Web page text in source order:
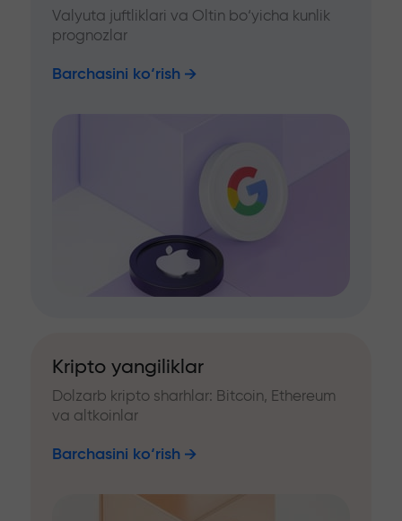
Valyuta juftliklari va Oltin bo‘yicha kunlik
prognozlar
Barchasini ko‘rish
Kripto yangiliklar
Dolzarb kripto sharhlar: Bitcoin, Ethereum
va altkoinlar
Barchasini ko‘rish